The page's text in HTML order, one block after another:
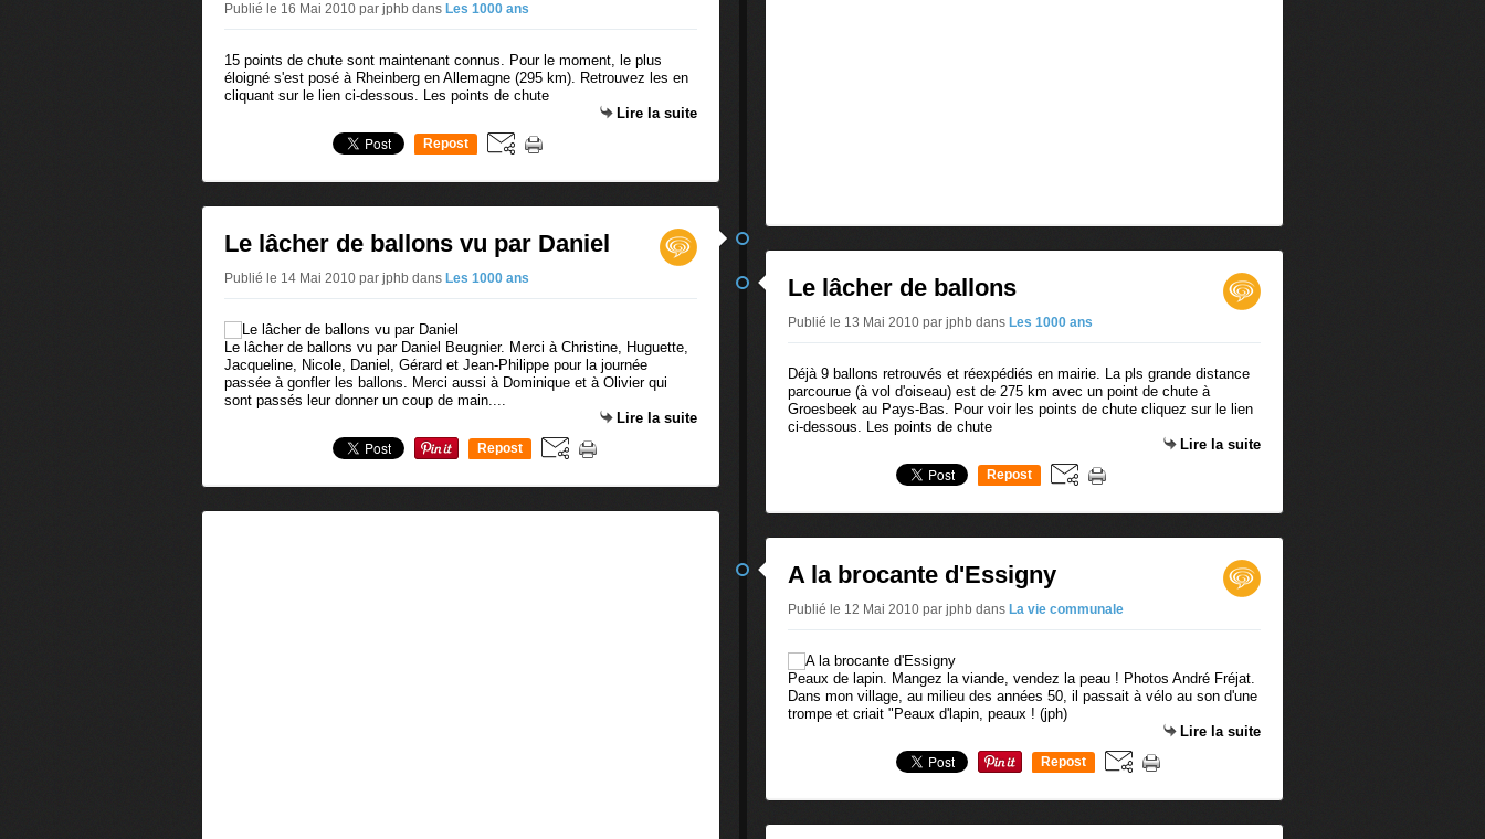
Publié le 16 Mai 2010 par jphb dans Les 1000 ans
15 points de chute sont maintenant connus. Pour le moment, le plus
éloigné s'est posé à Rheinberg en Allemagne (295 km). Retrouvez les en
cliquant sur le lien ci-dessous. Les points de chute
Lire la suite
Repost
Le lâcher de ballons vu par Daniel
Publié le 14 Mai 2010 par jphb dans Les 1000 ans
Le lâcher de ballons vu par Daniel Beugnier. Merci à Christine, Huguette,
Jacqueline, Nicole, Daniel, Gérard et Jean-Philippe pour la journée
passée à gonfler les ballons. Merci aussi à Dominique et à Olivier qui
sont passés leur donner un coup de main....
Lire la suite
Repost
Le lâcher de ballons
Publié le 13 Mai 2010 par jphb dans Les 1000 ans
Déjà 9 ballons retrouvés et réexpédiés en mairie. La pls grande distance
parcourue (à vol d'oiseau) est de 275 km avec un point de chute à
Groesbeek au Pays-Bas. Pour voir les points de chute cliquez sur le lien
ci-dessous. Les points de chute
Lire la suite
Repost
A la brocante d'Essigny
Publié le 12 Mai 2010 par jphb dans La vie communale
Peaux de lapin. Mangez la viande, vendez la peau ! Photos André Fréjat.
Dans mon village, au milieu des années 50, il passait à vélo au son d'une
trompe et criait "Peaux d'lapin, peaux ! (jph)
Lire la suite
Repost